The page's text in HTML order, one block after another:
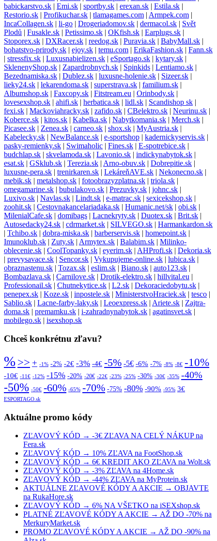
babickarstvo.sk | Emi.sk | sportby.sk | erexan.sk | Estila.sk |
Restorio.sk | Profikuchar.sk | tlamagames.com | Armpek.com |
IncaCollagen.sk | li-go | Drogeriadomov.sk | dermacol.sk | Svět
Plodů | Fusakle.sk | Petissimo.sk | OKfish.sk | Earplugs.sk |
Stoporex.sk | DXRacer.sk | reedog.sk | Puravia.sk | BabyMall.sk |
bohatstvo-prirody.sk | ejoy.sk | temu.com | ErikaFashion.sk | Fann.sk
| stressfix.sk | Luxusnabielizen.sk | eSportago.sk | kytary.sk |
SklenenyShop.sk | Zapardrobnych.sk | Spinkids | Lentiamo.sk |
Bezednamiska.sk | Dublez.sk | luxusne-holenie.sk | Sizeer.sk |
lieky24.sk | lekarendoma.sk | superstrava.sk | familium.sk |
Albumshop.sk | Faxcopy.sk | Fitstream.eu | Orinbody.sk |
lovesexshop.sk | ahifi.sk | herbatica.sk | lidl.sk | Scandishop sk |
fexi.sk | Mackoviahracky.sk | zafido.sk | CBelektro.sk | Neurinu.sk |
Koberce.sk | kitos.sk | Kabelka.sk | Nabytkomania.sk | Merch.sk |
Picasee.sk | Zenea.sk | carneo.sk | shox.sk | MyAustria.sk |
Kabelecky.sk | NewBalance.sk | e-sportshop | kadernickyservis.sk |
pasky-remienky.sk | Swimaholic | Fines.sk | E-spotrebice.sk |
budchlap.sk | skvelamoda.sk | Lavonio.sk | indickynabytok.sk |
esat.sk | GSklub.sk | Terezia.sk | Arno-obuv.sk | Dobrepitie.sk |
luxusne-pera.sk | trenirkaren.sk | LekáreňAVE.sk | Nekonecno.sk |
mebik.sk | metalshop.sk | fotoobrazyzplatna.sk | triola.sk |
omegamarine.sk | bubulakovo.sk | Prezuvky.sk | johnc.sk |
Luxivo.sk | Navlas.sk | Lindt.sk | e-matrac.sk | sexicekshop.sk |
zoohit.sk | Cestovnakancelariadaka.sk | Humanic.net/sk | obi.sk |
MilenialCafe.sk | domibags | Lacnekryty.sk | Duotex.sk | Brit.sk |
Autosedacky24.sk | cdrmarket.sk | SILVEGO.sk | Harmankardon.sk
| Tchibo.sk | dobra-miska.sk | barberservis.sk | homepoint.sk |
Imunoklub.sk | Zuty.sk | Armytex.sk | Balabim.sk | Milinko-
oblecenie.sk | CoolTopanky.sk | eyerim.sk | AHProfi.sk | Dekoria.sk
| prevysavace.sk | Sencor.sk | Vykupujeme-online.sk | lubica.sk |
obraznastenu.sk | Tozax.sk | eslim.sk | Biano.sk | auto123.sk |
Bombazlava.sk | Carnilove.sk | Drotik-elektro.sk | hillvital.eu |
Professionail.sk | Chutnekytice.sk | L2.sk | Dekoraciedobytu.sk |
penepex.sk | Koze.sk | inpostele.sk | MinisterstvoHraciek.sk | tesco |
Sablio.sk | Lacne-farby-laky.sk | Leoexpress.sk | Ariete.sk | Zajtra-
doma.sk | premamku.sk | i-zahradnynabytok.sk | agatinsvet.sk |
mobilego.sk | isexshop.sk
Chceš konkrétnu zľavu?
%>> + -1% -2% -2€ -3% -4€ -5% -5€ -6% -7% -8% -8€ -10%
-10€ -11€ -12% -15% -20% -20€ -22€ -23% -25% -30% -30€ -35% -40%
-50% -50€ -60% -65% -70% -75% -80% -90% -95% 3€
ESPORTAGO.sk
Aktuálne promo kódy
ZĽAVOVÝ KÓD → -3€ ZĽAVA NA CELÝ NÁKUP na
Fera.sk
ZĽAVOVÝ KÓD → 10% ZĽAVA na FootShop.sk
ZĽAVOVÝ KÓD → 6€ KREDIT AKO ZĽAVA na Wolt.sk
ZĽAVOVÝ KÓD → -3% ZĽAVA na 4Home.sk
ZĽAVOVÝ KÓD → -44% ZĽAVA na MyProtein.sk
AKTUÁLNE ZĽAVOVÉ KÓDY A AKCIE → OBJAVTE
na RukaHore.sk
ZĽAVOVÝ KÓD → 6% NA VŠETKO na iSEXshop.sk
PLATNÉ ZĽAVOVÉ KÓDY A AKCIE → AŽ DO -70% na
MerkuryMarket.sk
PROMO ZĽAVOVÉ KÓDY A AKCIE → AŽ DO -90% na